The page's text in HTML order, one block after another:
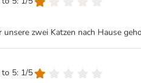
zwei Katzen nach Hause
to 5: 1/5